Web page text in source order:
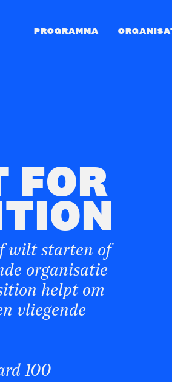
PROGRAMMA
FOR
wilt starten of
organisatie
helpt om
vliegende
100